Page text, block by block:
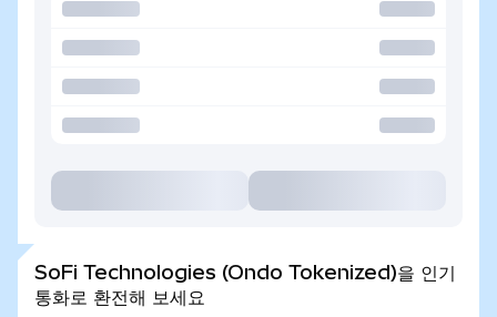
SoFi Technologies (Ondo Tokenized)을 인기
통화로 환전해 보세요